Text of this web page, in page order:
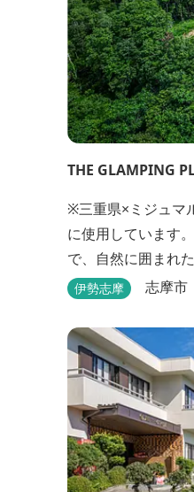
THE GLAMPING
※三重県×ミジュマ
に使用しています。 志摩市にある「伊勢志摩BASE」
で、自然に囲まれ
はいかがですか？7
が、楽しいひとと
で、特別なリゾー
伊勢志摩 志摩市